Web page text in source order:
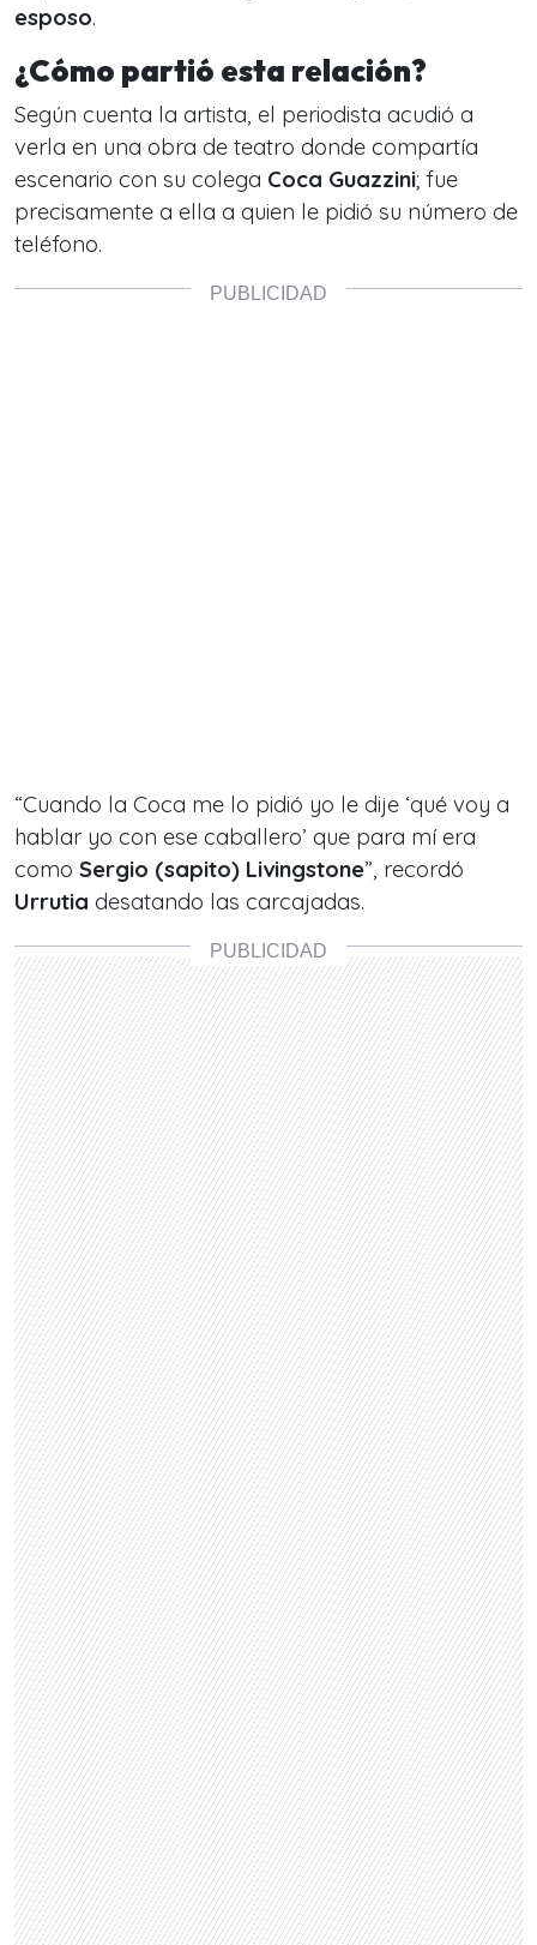
esposo.
¿Cómo partió esta relación?
Según cuenta la artista, el periodista acudió a
verla en una obra de teatro donde compartía
escenario con su colega Coca Guazzini; fue
precisamente a ella a quien le pidió su número de
teléfono.
“Cuando la Coca me lo pidió yo le dije ‘qué voy a
hablar yo con ese caballero’ que para mí era
como Sergio (sapito) Livingstone”, recordó
Urrutia desatando las carcajadas.